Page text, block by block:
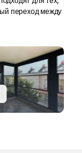
переход между